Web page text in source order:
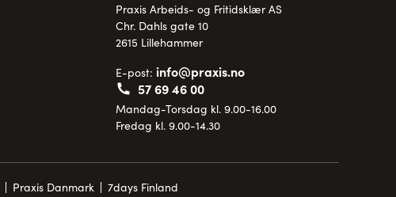
Praxis Arbeids- og Fritidsklær AS
Chr. Dahls gate 10
2615 Lillehammer
E-post: info@praxis.no
57 69 46 00
Mandag-Torsdag kl. 9.00-16.00
Fredag kl. 9.00-14.30
Praxis Danmark 7days Finland